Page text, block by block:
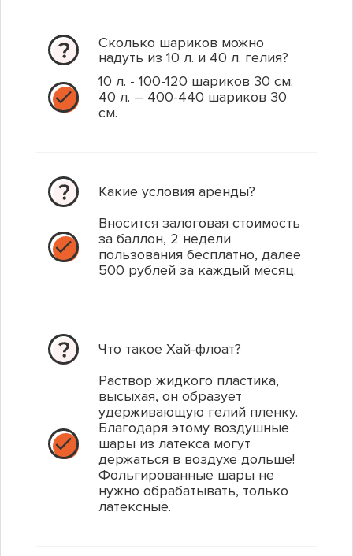
Купить в 1 клик
Фольгированная фигура Вертолет, зеленый
Артикул: 1207-0943
199.00 р.
1 В корзину
Купить в 1 клик
Купить в 1 клик
Э 12" Сердце Стандарт ассорти ( белый, розовый,
Артикул: 1105-0361
700.00 р.
1 В корзину
Купить в 1 клик
Купить в 1 клик
Купить в 1 клик
Артикул: JFC20-3602
2 000.00 р.
1 В корзину
Купить в 1 клик
Сколько шариков можно
надуть из 10 л. и 40 л. гелия?
10 л. - 100-120 шариков 30 см;
40 л. – 400-440 шариков 30
см.
Какие условия аренды?
Вносится залоговая стоимость
за баллон, 2 недели
пользования бесплатно, далее
500 рублей за каждый месяц.
Что такое Хай-флоат?
Раствор жидкого пластика,
высыхая, он образует
удерживающую гелий пленку.
Благодаря этому воздушные
шары из латекса могут
держаться в воздухе дольше!
Фольгированные шары не
нужно обрабатывать, только
латексные.